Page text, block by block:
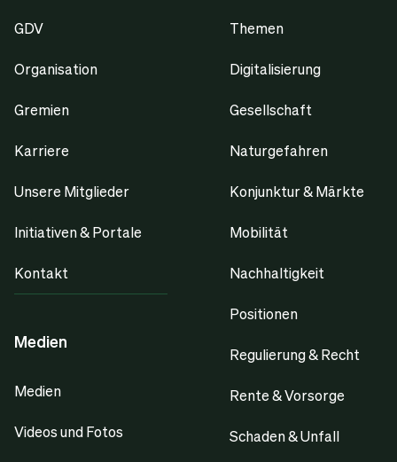
GDV
Organisation
Gremien
Karriere
Unsere Mitglieder
Initiativen & Portale
Kontakt
Medien
Medien
Videos und Fotos
Themen
Digitalisierung
Gesellschaft
Naturgefahren
Konjunktur & Märkte
Mobilität
Nachhaltigkeit
Positionen
Regulierung & Recht
Rente & Vorsorge
Schaden & Unfall